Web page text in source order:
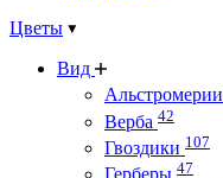
Цветы
Вид
Альстромерии
Верба 42
Гвоздики 107
47